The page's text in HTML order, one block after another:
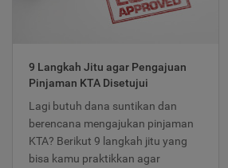
9 Langkah Jitu agar Pengajuan
Pinjaman KTA Disetujui
Lagi butuh dana suntikan dan
berencana mengajukan pinjaman
KTA? Berikut 9 langkah jitu yang
bisa kamu praktikkan agar